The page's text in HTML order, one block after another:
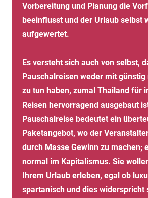
Vorbereitung und Planung die
beeinflusst und der Urlaub selbst
aufgewertet.
Es versteht sich auch von selbst,
Pauschalreisen weder mit
zu tun haben, zumal Thailand für
Reisen hervorragend ausgebaut
Pauschalreise bedeutet ein
Paketangebot, wo der
durch Masse Gewinn zu machen;
normal im Kapitalismus. Sie
Ihrem Urlaub erleben, egal ob
spartanisch und dies widerspricht